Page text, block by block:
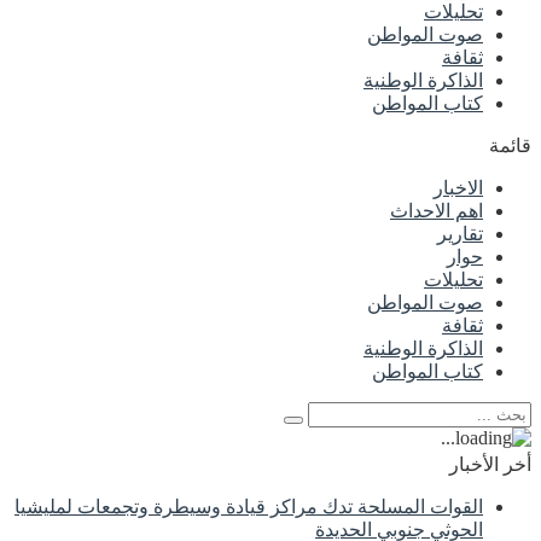
تحليلات
صوت المواطن
ثقافة
الذاكرة الوطنية
كتاب المواطن
قائمة
الاخبار
اهم الاحداث
تقارير
حوار
تحليلات
صوت المواطن
ثقافة
الذاكرة الوطنية
كتاب المواطن
أخر الأخبار
القوات المسلحة تدك مراكز قيادة وسيطرة وتجمعات لمليشيا
الحوثي جنوبي الحديدة